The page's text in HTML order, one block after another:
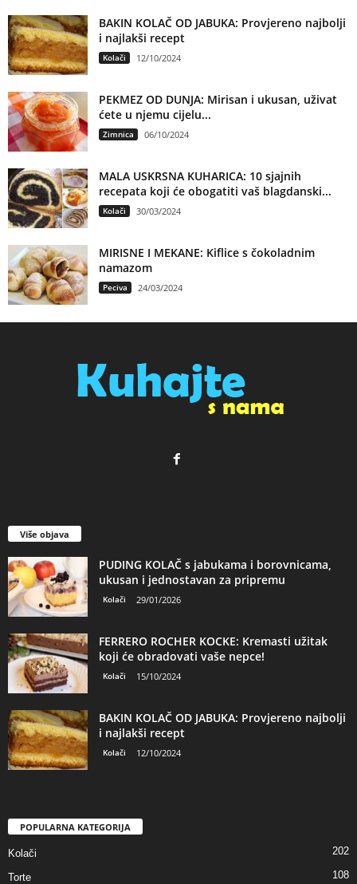
BAKIN KOLAČ OD JABUKA: Provjereno najbolji
i najlakši recept
Kolači 12/10/2024
PEKMEZ OD DUNJA: Mirisan i ukusan, uživat
ćete u njemu cijelu...
Zimnica 06/10/2024
MALA USKRSNA KUHARICA: 10 sjajnih
recepata koji će obogatiti vaš blagdanski...
Kolači 30/03/2024
MIRISNE I MEKANE: Kiflice s čokoladnim
namazom
Peciva 24/03/2024
Više objava
PUDING KOLAČ s jabukama i borovnicama,
ukusan i jednostavan za pripremu
Kolači 29/01/2026
FERRERO ROCHER KOCKE: Kremasti užitak
koji će obradovati vaše nepce!
Kolači 15/10/2024
BAKIN KOLAČ OD JABUKA: Provjereno najbolji
i najlakši recept
Kolači 12/10/2024
POPULARNA KATEGORIJA
Kolači 202
Torte 108